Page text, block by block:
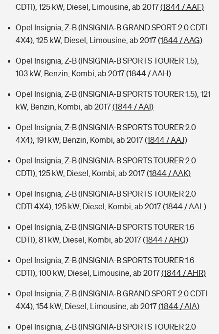
CDTI), 125 kW, Diesel, Limousine, ab 2017(1844 / AAF)
Opel Insignia, Z-B (INSIGNIA-B GRAND SPORT 2.0 CDTI
4X4), 125 kW, Diesel, Limousine, ab 2017(1844 / AAG)
Opel Insignia, Z-B (INSIGNIA-B SPORTS TOURER 1.5),
103 kW, Benzin, Kombi, ab 2017(1844 / AAH)
Opel Insignia, Z-B (INSIGNIA-B SPORTS TOURER 1.5), 121
kW, Benzin, Kombi, ab 2017(1844 / AAI)
Opel Insignia, Z-B (INSIGNIA-B SPORTS TOURER 2.0
4X4), 191 kW, Benzin, Kombi, ab 2017(1844 / AAJ)
Opel Insignia, Z-B (INSIGNIA-B SPORTS TOURER 2.0
CDTI), 125 kW, Diesel, Kombi, ab 2017(1844 / AAK)
Opel Insignia, Z-B (INSIGNIA-B SPORTS TOURER 2.0
CDTI 4X4), 125 kW, Diesel, Kombi, ab 2017(1844 / AAL)
Opel Insignia, Z-B (INSIGNIA-B SPORTS TOURER 1.6
CDTI), 81 kW, Diesel, Kombi, ab 2017(1844 / AHQ)
Opel Insignia, Z-B (INSIGNIA-B SPORTS TOURER 1.6
CDTI), 100 kW, Diesel, Limousine, ab 2017(1844 / AHR)
Opel Insignia, Z-B (INSIGNIA-B GRAND SPORT 2.0 CDTI
4X4), 154 kW, Diesel, Limousine, ab 2017(1844 / AIA)
Opel Insignia, Z-B (INSIGNIA-B SPORTS TOURER 2.0